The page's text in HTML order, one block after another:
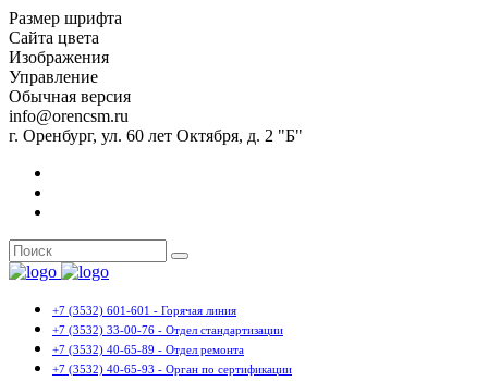
Размер шрифта
Сайта цвета
Изображения
Управление
Обычная версия
info@orencsm.ru
г. Оренбург, ул. 60 лет Октября, д. 2 "Б"
+7 (3532) 601-601 - Горячая линия
+7 (3532) 33-00-76 - Отдел стандартизации
+7 (3532) 40-65-89 - Отдел ремонта
+7 (3532) 40-65-93 - Орган по сертификации